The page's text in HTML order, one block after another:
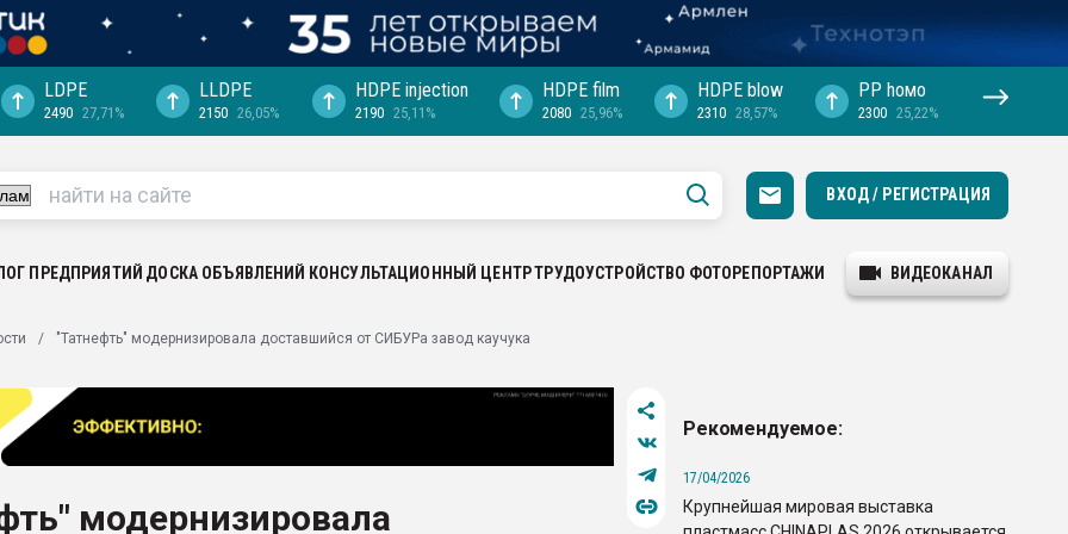
выходит на
рынке
LDPE
2490 27,71%
LLDPE
2150 26,05%
HDPE injection
2190 25,11%
HDPE film
2080 25,96%
HDPE blow
2310 28,57%
PP hомо
2300 25,22%
ВХОД / РЕГИСТРАЦИЯ
ПРЕДПРИЯТИЙ ДОСКА ОБЪЯВЛЕНИЙ КОНСУЛЬТАЦИОННЫЙ ЦЕНТРТРУДОУСТРОЙСТВО ФОТОРЕПОРТАЖИ ВИДЕОКАНАЛ
"Татнефть" модернизировала доставшийся от СИБУРа завод каучука
модернизировала
Рекомендуемое:
17/04/2026
Крупнейшая мировая выставка